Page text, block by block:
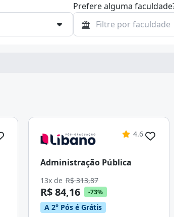
Prefere alguma
4.6
Administração Pública
13x de R$ 313,87
R$ 84,16 -73%
A 2° Pós é Grátis